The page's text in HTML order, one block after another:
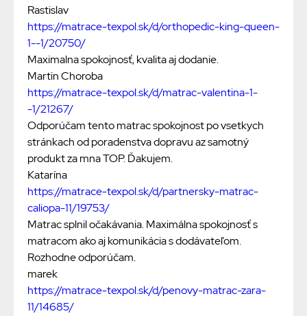
Rastislav
https://matrace-texpol.sk/d/orthopedic-king-queen-
1--1/20750/
Maximalna spokojnosť, kvalita aj dodanie.
Martin Choroba
https://matrace-texpol.sk/d/matrac-valentina-1-
-1/21267/
Odporúčam tento matrac spokojnost po vsetkych
stránkach od poradenstva dopravu az samotný
produkt za mna TOP. Ďakujem.
Katarína
https://matrace-texpol.sk/d/partnersky-matrac-
caliopa-11/19753/
Matrac splnil očakávania. Maximálna spokojnosť s
matracom ako aj komunikácia s dodávateľom.
Rozhodne odporúčam.
marek
https://matrace-texpol.sk/d/penovy-matrac-zara-
11/14685/